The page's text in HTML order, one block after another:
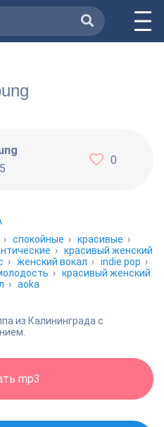
0
›спокойные ›красивые ›
›красивый женский
›женский вокал ›indie pop ›
›красивый женский
›aoka
из Калининграда с
mp3